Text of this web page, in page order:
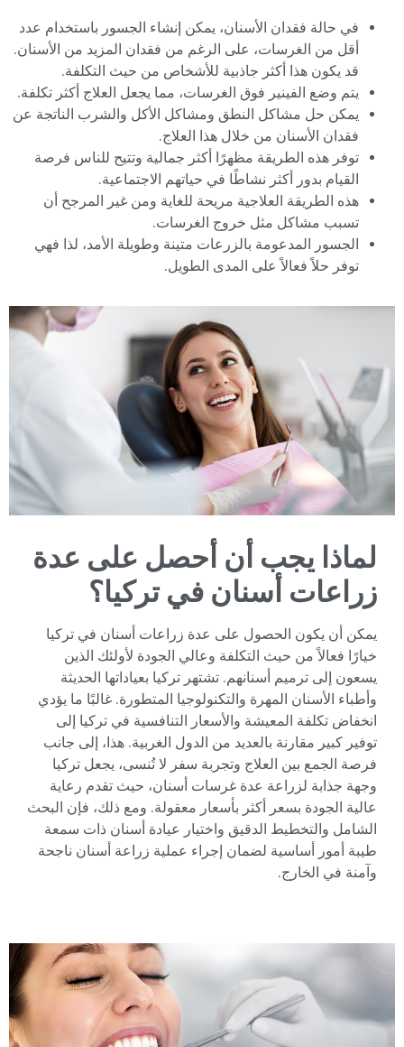
في حالة فقدان الأسنان، يمكن إنشاء الجسور باستخدام عدد
أقل من الغرسات، على الرغم من فقدان المزيد من الأسنان.
قد يكون هذا أكثر جاذبية للأشخاص من حيث التكلفة.
يتم وضع الفينير فوق الغرسات، مما يجعل العلاج أكثر تكلفة.
يمكن حل مشاكل النطق ومشاكل الأكل والشرب الناتجة عن
فقدان الأسنان من خلال هذا العلاج.
توفر هذه الطريقة مظهرًا أكثر جمالية وتتيح للناس فرصة
القيام بدور أكثر نشاطًا في حياتهم الاجتماعية.
هذه الطريقة العلاجية مريحة للغاية ومن غير المرجح أن
تسبب مشاكل مثل خروج الغرسات.
الجسور المدعومة بالزرعات متينة وطويلة الأمد، لذا فهي
توفر حلاً فعالاً على المدى الطويل.
لماذا يجب أن أحصل على عدة
زراعات أسنان في تركيا؟
يمكن أن يكون الحصول على عدة زراعات أسنان في تركيا
خيارًا فعالاً من حيث التكلفة وعالي الجودة لأولئك الذين
يسعون إلى ترميم أسنانهم. تشتهر تركيا بعياداتها الحديثة
وأطباء الأسنان المهرة والتكنولوجيا المتطورة. غالبًا ما يؤدي
انخفاض تكلفة المعيشة والأسعار التنافسية في تركيا إلى
توفير كبير مقارنة بالعديد من الدول الغربية. هذا، إلى جانب
فرصة الجمع بين العلاج وتجربة سفر لا تُنسى، يجعل تركيا
وجهة جذابة لزراعة عدة غرسات أسنان، حيث تقدم رعاية
عالية الجودة بسعر أكثر بأسعار معقولة. ومع ذلك، فإن البحث
الشامل والتخطيط الدقيق واختيار عيادة أسنان ذات سمعة
طيبة أمور أساسية لضمان إجراء عملية زراعة أسنان ناجحة
وآمنة في الخارج.